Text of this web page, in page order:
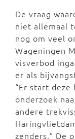
De vraag
niet allemaal
nog om veel
Wageningen
visverbod
er als
“Er start
onderzoek
andere
zenders.” De